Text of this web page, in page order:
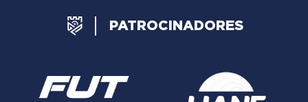
PATROCINADORES